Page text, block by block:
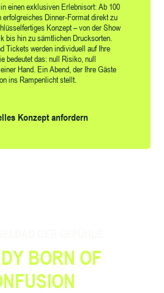
einen exklusiven Erlebnisort: Ab 100
Dinner-Format direkt zu
Konzept – von der Show
bis hin zu sämtlichen Drucksorten.
Tickets werden individuell auf Ihre
bedeutet das: null Risiko, null
Hand. Ein Abend, der Ihre Gäste
ins Rampenlicht stellt.
Konzept anfordern
BORN OF